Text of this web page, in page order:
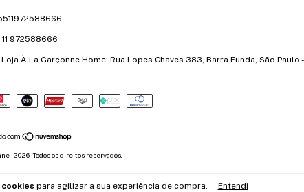
para agilizar a sua experiência de compra. Entendi
11 972588666
À La Garçonne Home: Rua Lopes Chaves 383, Barra Funda, São Paulo -
- 2026. Todos os direitos reservados.